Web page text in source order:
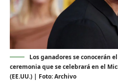
Los ganadores se conocerán
ceremonia que se celebrará en el
(EE.UU.) | Foto: Archivo